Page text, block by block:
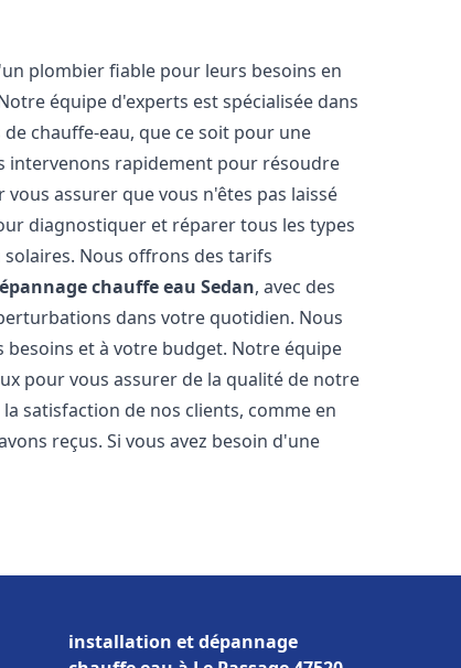
plombier fiable pour leurs besoins en
équipe d'experts est spécialisée dans
chauffe-eau, que ce soit pour une
intervenons rapidement pour résoudre
assurer que vous n'êtes pas laissé
diagnostiquer et réparer tous les types
Nous offrons des tarifs
chauffe eau Sedan, avec des
dans votre quotidien. Nous
et à votre budget. Notre équipe
pour vous assurer de la qualité de notre
satisfaction de nos clients, comme en
reçus. Si vous avez besoin d'une
installation et dépannage